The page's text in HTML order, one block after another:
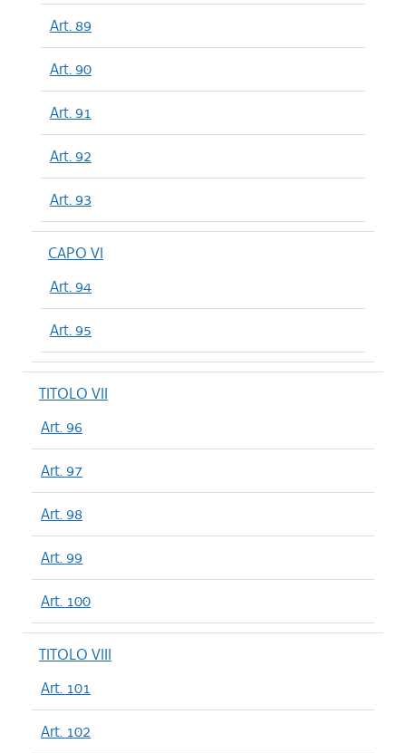
Art. 89
Art. 90
Art. 91
Art. 92
Art. 93
CAPO VI
Art. 94
Art. 95
TITOLO VII
Art. 96
Art. 97
Art. 98
Art. 99
Art. 100
TITOLO VIII
Art. 101
Art. 102